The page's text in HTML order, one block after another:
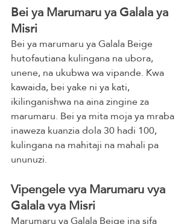
Bei ya Marumaru ya Galala ya
Misri
Bei ya marumaru ya Galala Beige
hutofautiana kulingana na ubora,
unene, na ukubwa wa vipande. Kwa
kawaida, bei yake ni ya kati,
ikilinganishwa na aina zingine za
marumaru. Bei ya mita moja ya mraba
inaweza kuanzia dola 30 hadi 100,
kulingana na mahitaji na mahali pa
ununuzi.
Vipengele vya Marumaru vya
Galala vya Misri